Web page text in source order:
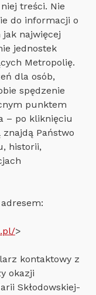
treści. Nie
do informacji o
najwięcej
jednostek
Metropolię.
dla osób,
spędzenie
punktem
– po kliknięciu
Państwo
historii,
>
kontaktowy z
okazji
Skłodowskiej-